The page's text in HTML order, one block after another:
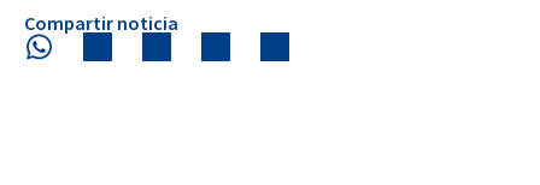
Compartir noticia